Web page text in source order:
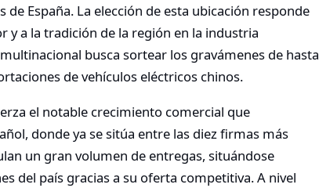
España. La elección de esta ubicación responde
y a la tradición de la región en la industria
busca sortear los gravámenes de hasta
de vehículos eléctricos chinos.
el notable crecimiento comercial que
donde ya se sitúa entre las diez firmas más
un gran volumen de entregas, situándose
del país gracias a su oferta competitiva. A nivel